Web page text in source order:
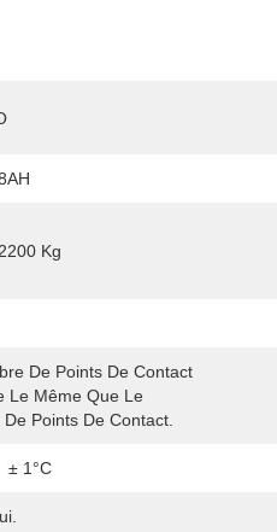
Kg
De Points De Contact
Le Même Que Le
Points De Contact.
± 1°C